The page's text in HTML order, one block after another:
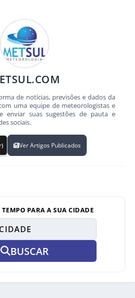
de notícias, previsões e dados da
uma equipe de meteorologistas e
enviar suas sugestões de pauta e
sociais.
Ver Artigos Publicados
TEMPO PARA A SUA CIDADE
BUSCAR